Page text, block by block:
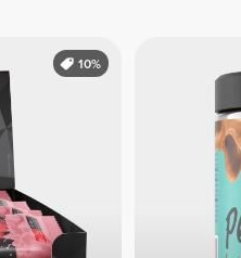
10%